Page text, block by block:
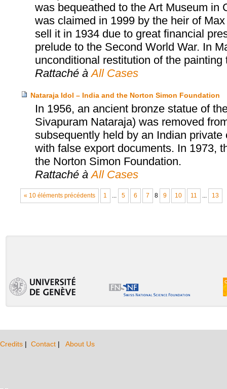
was bequeathed to the Art Museum in
was claimed in 1999 by the heir of
sell it in 1934 due to great financial
prelude to the Second World War. In
unconditional restitution of the painting
Rattaché à All Cases
Nataraja Idol – India and the Norton Simon Foundation
In 1956, an ancient bronze statue of
Sivapuram Nataraja) was removed
subsequently held by an Indian
with false export documents. In 1973,
the Norton Simon Foundation.
Rattaché à All Cases
« 10 éléments précédents 1 5 6 7 8 9 10 11 13
Credits | Contact | About Us